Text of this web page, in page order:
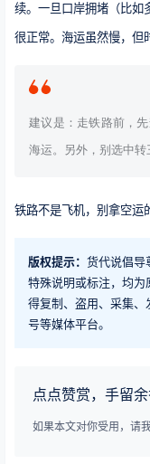
续。一旦口岸拥堵（比如
很正常。海运虽然慢，但
建议是：走铁路前，
海运。
另外，别选中转
铁路不是飞机，别拿空运
版权提示： 货代说倡导
特殊说明或标注，均
得复制、盗用、采集
号等媒体平台。
点点赞赏，手留
如果本文对你受用，请